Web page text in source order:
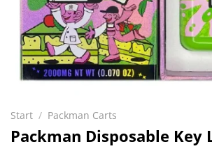
Start / Packman Carts
Packman Disposable Key